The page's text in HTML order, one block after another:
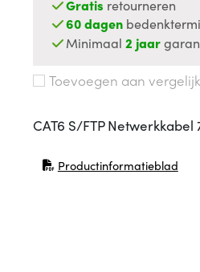
Gratis retourneren
60 dagen
Minimaal2 jaar
Toevoegen aan
CAT6 S/FTP Netwerkkabel
Productinformatieblad
(opent in nieuw venster)